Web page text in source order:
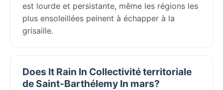
est lourde et persistante, même les régions les
plus ensoleillées peinent à échapper à la
grisaille.
Does It Rain In Collectivité territoriale
de Saint-Barthélemy In mars?